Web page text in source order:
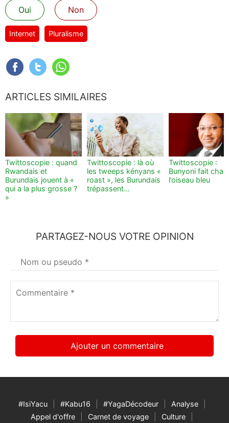
Oui
Non
Internet Pluralisme
ARTICLES SIMILAIRES
Twittoscopie : quand
Rwandais et
Burundais jouent à «
qui a la plus grosse ?
»
Twittoscopie : là où
les tweeps kényans «
roast », les Burundais
trépassent…
Twittoscopie :
Bunyoni fait
l’oiseau bleu
PARTAGEZ-NOUS VOTRE OPINION
Votre
nom*
#IsiYacu #Kabu16 #YagaDécodeur
Analyse
Appel d'offre
Carnet de voyage
Culture